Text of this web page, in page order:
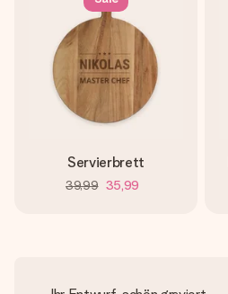
Servierbrett
39,99 35,99